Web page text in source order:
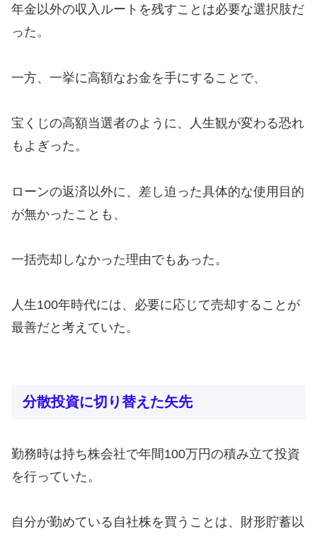
年金以外の収入ルートを残すことは必要な選択肢だ
った。
一方、一挙に高額なお金を手にすることで、
宝くじの高額当選者のように、人生観が変わる恐れ
もよぎった。
ローンの返済以外に、差し迫った具体的な使用目的
が無かったことも、
一括売却しなかった理由でもあった。
人生100年時代には、必要に応じて売却することが
最善だと考えていた。
分散投資に切り替えた矢先
勤務時は持ち株会社で年間100万円の積み立て投資
を行っていた。
自分が勤めている自社株を買うことは、財形貯蓄以